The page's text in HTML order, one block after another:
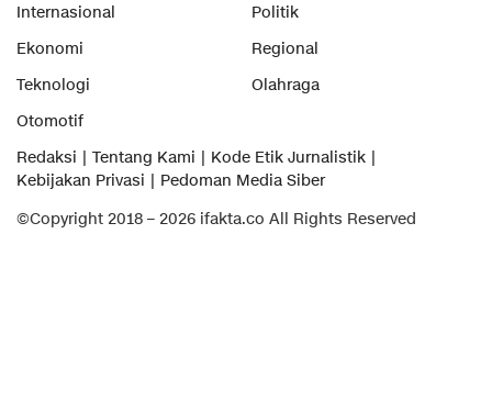
Internasional
Politik
Ekonomi
Regional
Teknologi
Olahraga
Otomotif
Redaksi
Tentang Kami
Kode Etik Jurnalistik
Kebijakan Privasi
Pedoman Media Siber
©Copyright 2018 – 2026 ifakta.co All Rights Reserved